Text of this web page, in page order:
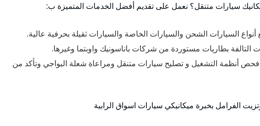
سيارات متنقل؟ نعمل على تقديم أفضل الخدمات المتميزة ب:
أنواع السيارات الشحن والسيارات الخاصة والسيارات ثقيلة بحرفية عالية.
التالفة بطاريات مستوردة من شركات باناسونيك واوبتما وغيرها.
أنظمة التشغيل و تصليح سيارات متنقل ومراعاة شعلة البواجي وتأكد من
الفرامل بخبرة ميكانيكي سيارات اسواق الرابية